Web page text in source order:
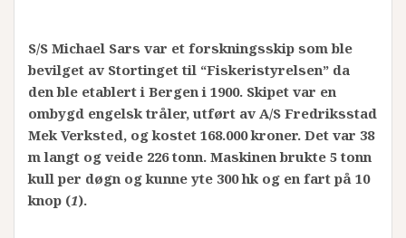
S/S Michael Sars var et forskningsskip som ble
bevilget av Stortinget til “Fiskeristyrelsen” da
den ble etablert i Bergen i 1900. Skipet var en
ombygd engelsk tråler, utført av A/S Fredriksstad
Mek Verksted, og kostet 168.000 kroner. Det var 38
m langt og veide 226 tonn. Maskinen brukte 5 tonn
kull per døgn og kunne yte 300 hk og en fart på 10
knop (1).